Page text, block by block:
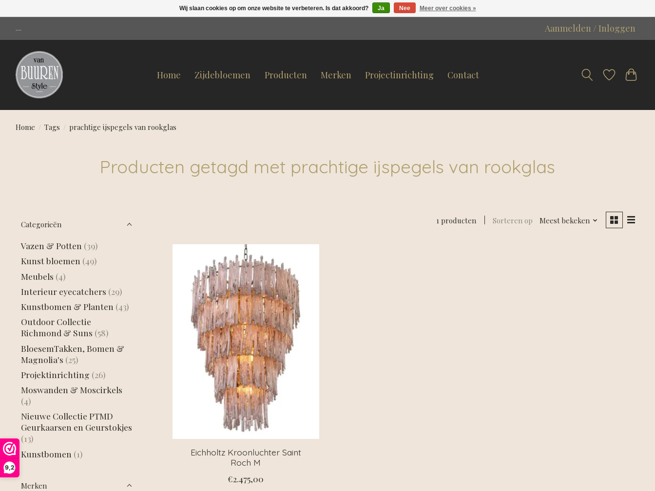
9,2
.... Aanmelden / Inloggen
Home Zijdebloemen Producten Merken Projectinrichting Contact
Home / Tags / prachtige ijspegels van rookglas
Producten getagd met prachtige ijspegels van rookglas
Categorieën
Vazen & Potten (39)
Kunst bloemen (49)
Meubels (4)
Interieur eyecatchers (29)
Kunstbomen & Planten (43)
Outdoor Collectie
Richmond & Suns (58)
BloesemTakken, Bomen &
Magnolia's (25)
Projektinrichting (26)
Moswanden & Moscirkels
(4)
Nieuwe Collectie PTMD
Geurkaarsen en Geurstokjes
(13)
Kunstbomen (1)
Merken
1 producten Sorteren op Meest bekeken
Eichholtz Kroonluchter Saint
Roch M
€2.475,00
Wij slaan cookies op om onze website te verbeteren. Is dat akkoord? Ja Nee Meer over cookies »